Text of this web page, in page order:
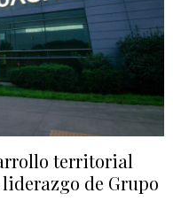
territorial
de Grupo